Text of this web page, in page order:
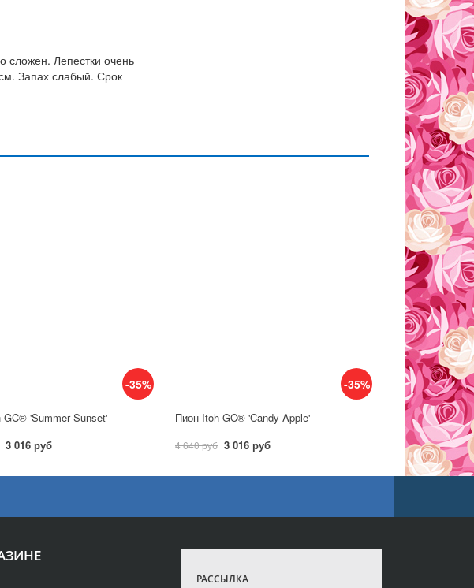
сложен. Лепестки очень
Запах слабый. Срок
-35%
GC® 'Summer Sunset'
3 016 руб
-35%
Пион Itoh GC® 'Candy Apple'
4 640 руб 3 016 руб
РАССЫЛКА